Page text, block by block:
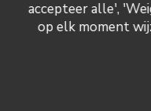
accepteer alle',
op elk moment
Baba au rhum aux fraises
pâtissière et chantilly
Eclair fraises & framboises,